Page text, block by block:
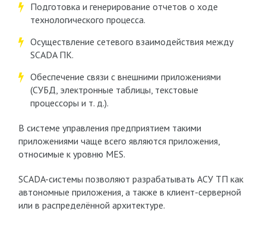
Подготовка и генерирование отчетов о ходе
технологического процесса.
Осуществление сетевого взаимодействия между
SCADA ПК.
Обеспечение связи с внешними приложениями
(СУБД, электронные таблицы, текстовые
процессоры и т. д.).
В системе управления предприятием такими
приложениями чаще всего являются приложения,
относимые к уровню MES.
SCADA-системы позволяют разрабатывать АСУ ТП как
автономные приложения, а также в клиент-серверной
или в распределённой архитектуре.